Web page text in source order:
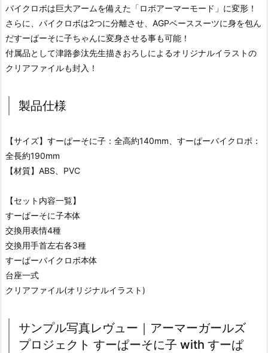
バイクロボは巨大アームを備えた「ロボアーマーモード」に変形！
さらに、バイクロボは2つに分離させ、AGPベーススーツに身を包ん
だすーぱーそに子ちゃんに変身させる事も可能！
付属品として津路参汰先生描きおろしによるオリジナルイラストの
クリアファイルも封入！
製品仕様
【サイズ】すーぱーそに子：全高約140mm、すーぱーバイクロボ：
全長約190mm
【材質】ABS、PVC
【セット内容一覧】
すーぱーそに子本体
交換用表情4種
交換用手首左右各3種
すーぱーバイクロボ本体
台座一式
クリアファイル(オリジナルイラスト)
サンプル写真レヴュー｜アーマーガールズ
プロジェクト すーぱーそに子 with すーぱ